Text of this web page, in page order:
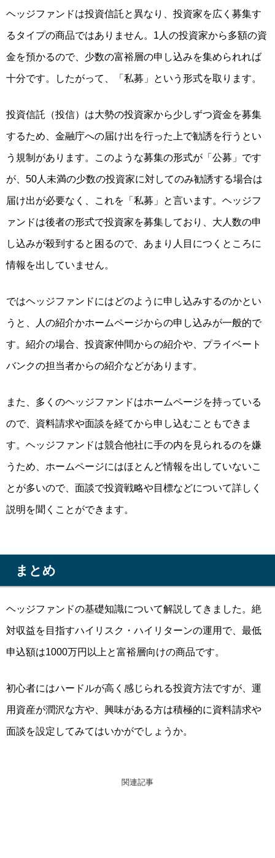
ヘッジファンドは投資信託と異なり、投資家を広く募集す
るタイプの商品ではありません。1人の投資家から多額の資
金を預かるので、少数の富裕層の申し込みを集められれば
十分です。したがって、 「私募」という形式を取ります。
投資信託（投信）は大勢の投資家から少しずつ資金を募集
するため、金融庁への届け出を行った上で勧誘を行うとい
う規制があります。このような募集の形式が「公募」です
が、50人未満の少数の投資家に対してのみ勧誘する場合は
届け出が必要なく、これを「私募」と言います。ヘッジフ
ァンドは後者の形式で投資家を募集しており、大人数の申
し込みが殺到すると困るので、あまり人目につくところに
情報を出していません。
ではヘッジファンドにはどのように申し込みするのかとい
うと、人の紹介かホームページからの申し込みが一般的で
す。紹介の場合、投資家仲間からの紹介や、プライベート
バンクの担当者からの紹介などがあります。
また、多くのヘッジファンドはホームページを持っている
ので、資料請求や面談を経てから申し込むこともできま
す。ヘッジファンドは競合他社に手の内を見られるのを嫌
うため、ホームページにはほとんど情報を出していないこ
とが多いので、面談で投資戦略や目標などについて詳しく
説明を聞くことができます。
まとめ
ヘッジファンドの基礎知識について解説してきました。 絶
対収益を目指すハイリスク・ハイリターンの運用で、最低
申込額は1000万円以上と富裕層向けの商品です。
初心者にはハードルが高く感じられる投資方法ですが、 運
用資産が潤沢な方や、興味がある方は積極的に資料請求や
面談を設定してみてはいかがでしょうか。
関連記事